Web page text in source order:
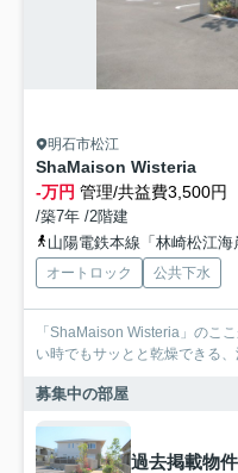
明石市松江
ShaMaison Wisteria
-万円 管理/共益費3,500円
/築7年 /2階建
山陽電鉄本線「林崎松江
オートロック 公共下水
「ShaMaison Wisteria」のこ
い時でもサッとと乾燥できる、
募集中の部屋
過去掲載物件